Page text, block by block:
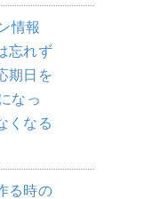
情報
忘れず
期日を
なっ
くなる
る時の